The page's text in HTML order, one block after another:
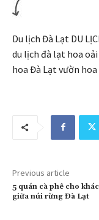
Du lịch Đà Lạt DU
du lịch đà lạt hoa
hoa Đà Lạt vườn
Previous article
5 quán cà phê cho
giữa núi rừng Đà Lạt